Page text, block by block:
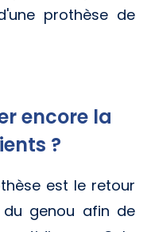
prothèse de
encore la
?
est le retour
genou afin de